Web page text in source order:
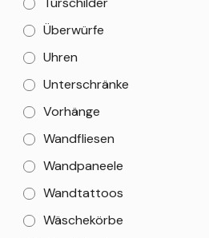
Überwürfe
Uhren
Unterschränke
Vorhänge
Wandfliesen
Wandpaneele
Wandtattoos
Wäschekörbe